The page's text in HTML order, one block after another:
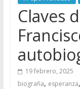
Claves
19 febrero, 2025
biografia, esperanza,